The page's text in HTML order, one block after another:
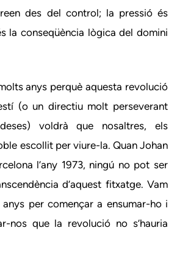
des del control; la pressió és
la conseqüència lògica del domini
anys perquè aquesta revolució
(o un directiu molt perseverant
voldrà que nosaltres, els
escollit per viure-la. Quan Johan
l’any 1973, ningú no pot ser
d’aquest fitxatge. Vam
anys per començar a ensumar-ho i
nos que la revolució no s’hauria